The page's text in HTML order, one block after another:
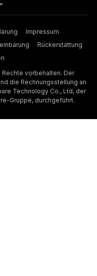
Impressum
Rückerstattung
vorbehalten. Der
die Rechnungsstellung an
Technology Co., Ltd, der
Gruppe, durchgeführt.